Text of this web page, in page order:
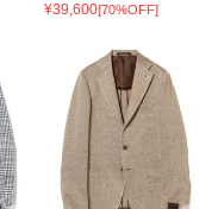
¥39,600[70%OFF]